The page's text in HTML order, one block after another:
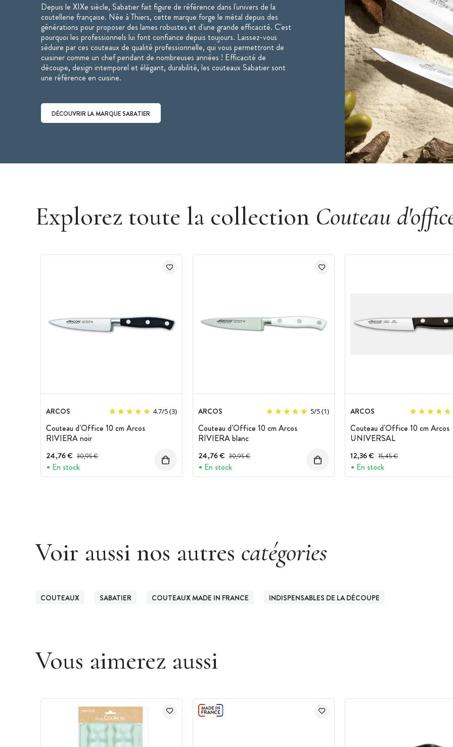
Depuis le XIXe siècle, Sabatier fait figure de référence dans l'univers de la
coutellerie française. Née à Thiers, cette marque forge le métal depuis des
générations pour proposer des lames robustes et d'une grande efficacité. C'est
pourquoi les professionnels lui font confiance depuis toujours. Laissez-vous
séduire par ces couteaux de qualité professionnelle, qui vous permettront de
cuisiner comme un chef pendant de nombreuses années ! Efficacité de
découpe, design intemporel et élégant, durabilité, les couteaux Sabatier sont
une référence en cuisine.
DÉCOUVRIR LA MARQUE SABATIER
Explorez toute la collection Couteau
ARCOS 4.7/5(3)
Couteau d'Office 10 cm Arcos
RIVIERA noir
24,76 € Prix avant réduction :
30,95 €
En stock
ARCOS 5/5(1)
Couteau d'Office 10 cm Arcos
RIVIERA blanc
24,76 € Prix avant réduction :
30,95 €
En stock
ARCOS
Couteau d'Office 10 cm Arcos
UNIVERSAL
12,36 € Prix avant réduction :
15,45 €
En stock
Voir aussi nos autres catégories
COUTEAUX SABATIER COUTEAUX MADE IN FRANCE INDISPENSABLES DE LA DÉCOUPE
Vous aimerez aussi